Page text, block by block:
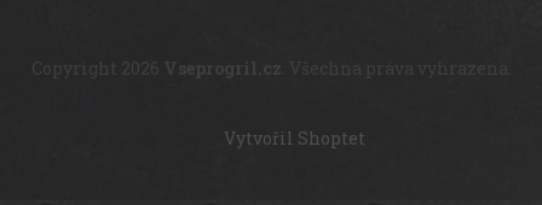
Vytvořil Shoptet
Copyright 2026 Vseprogril.cz . Všechna práva vyhrazena.